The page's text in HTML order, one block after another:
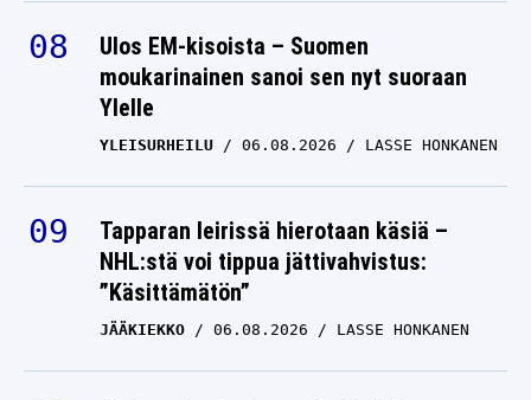
Ulos EM-kisoista – Suomen
moukarinainen sanoi sen nyt suoraan
Ylelle
YLEISURHEILU 06.08.2026 LASSE HONKANEN
Tapparan leirissä hierotaan käsiä –
NHL:stä voi tippua jättivahvistus:
”Käsittämätön”
JÄÄKIEKKO 06.08.2026 LASSE HONKANEN